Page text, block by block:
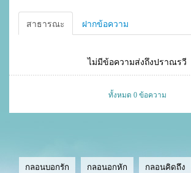
สาธารณะ ฝากข้อความ
ไม่มีข้อความส่งถึงปราณรวี
ทั้งหมด 0 ข้อความ
กลอนบอกรัก กลอนอกหัก กลอนคิดถึง